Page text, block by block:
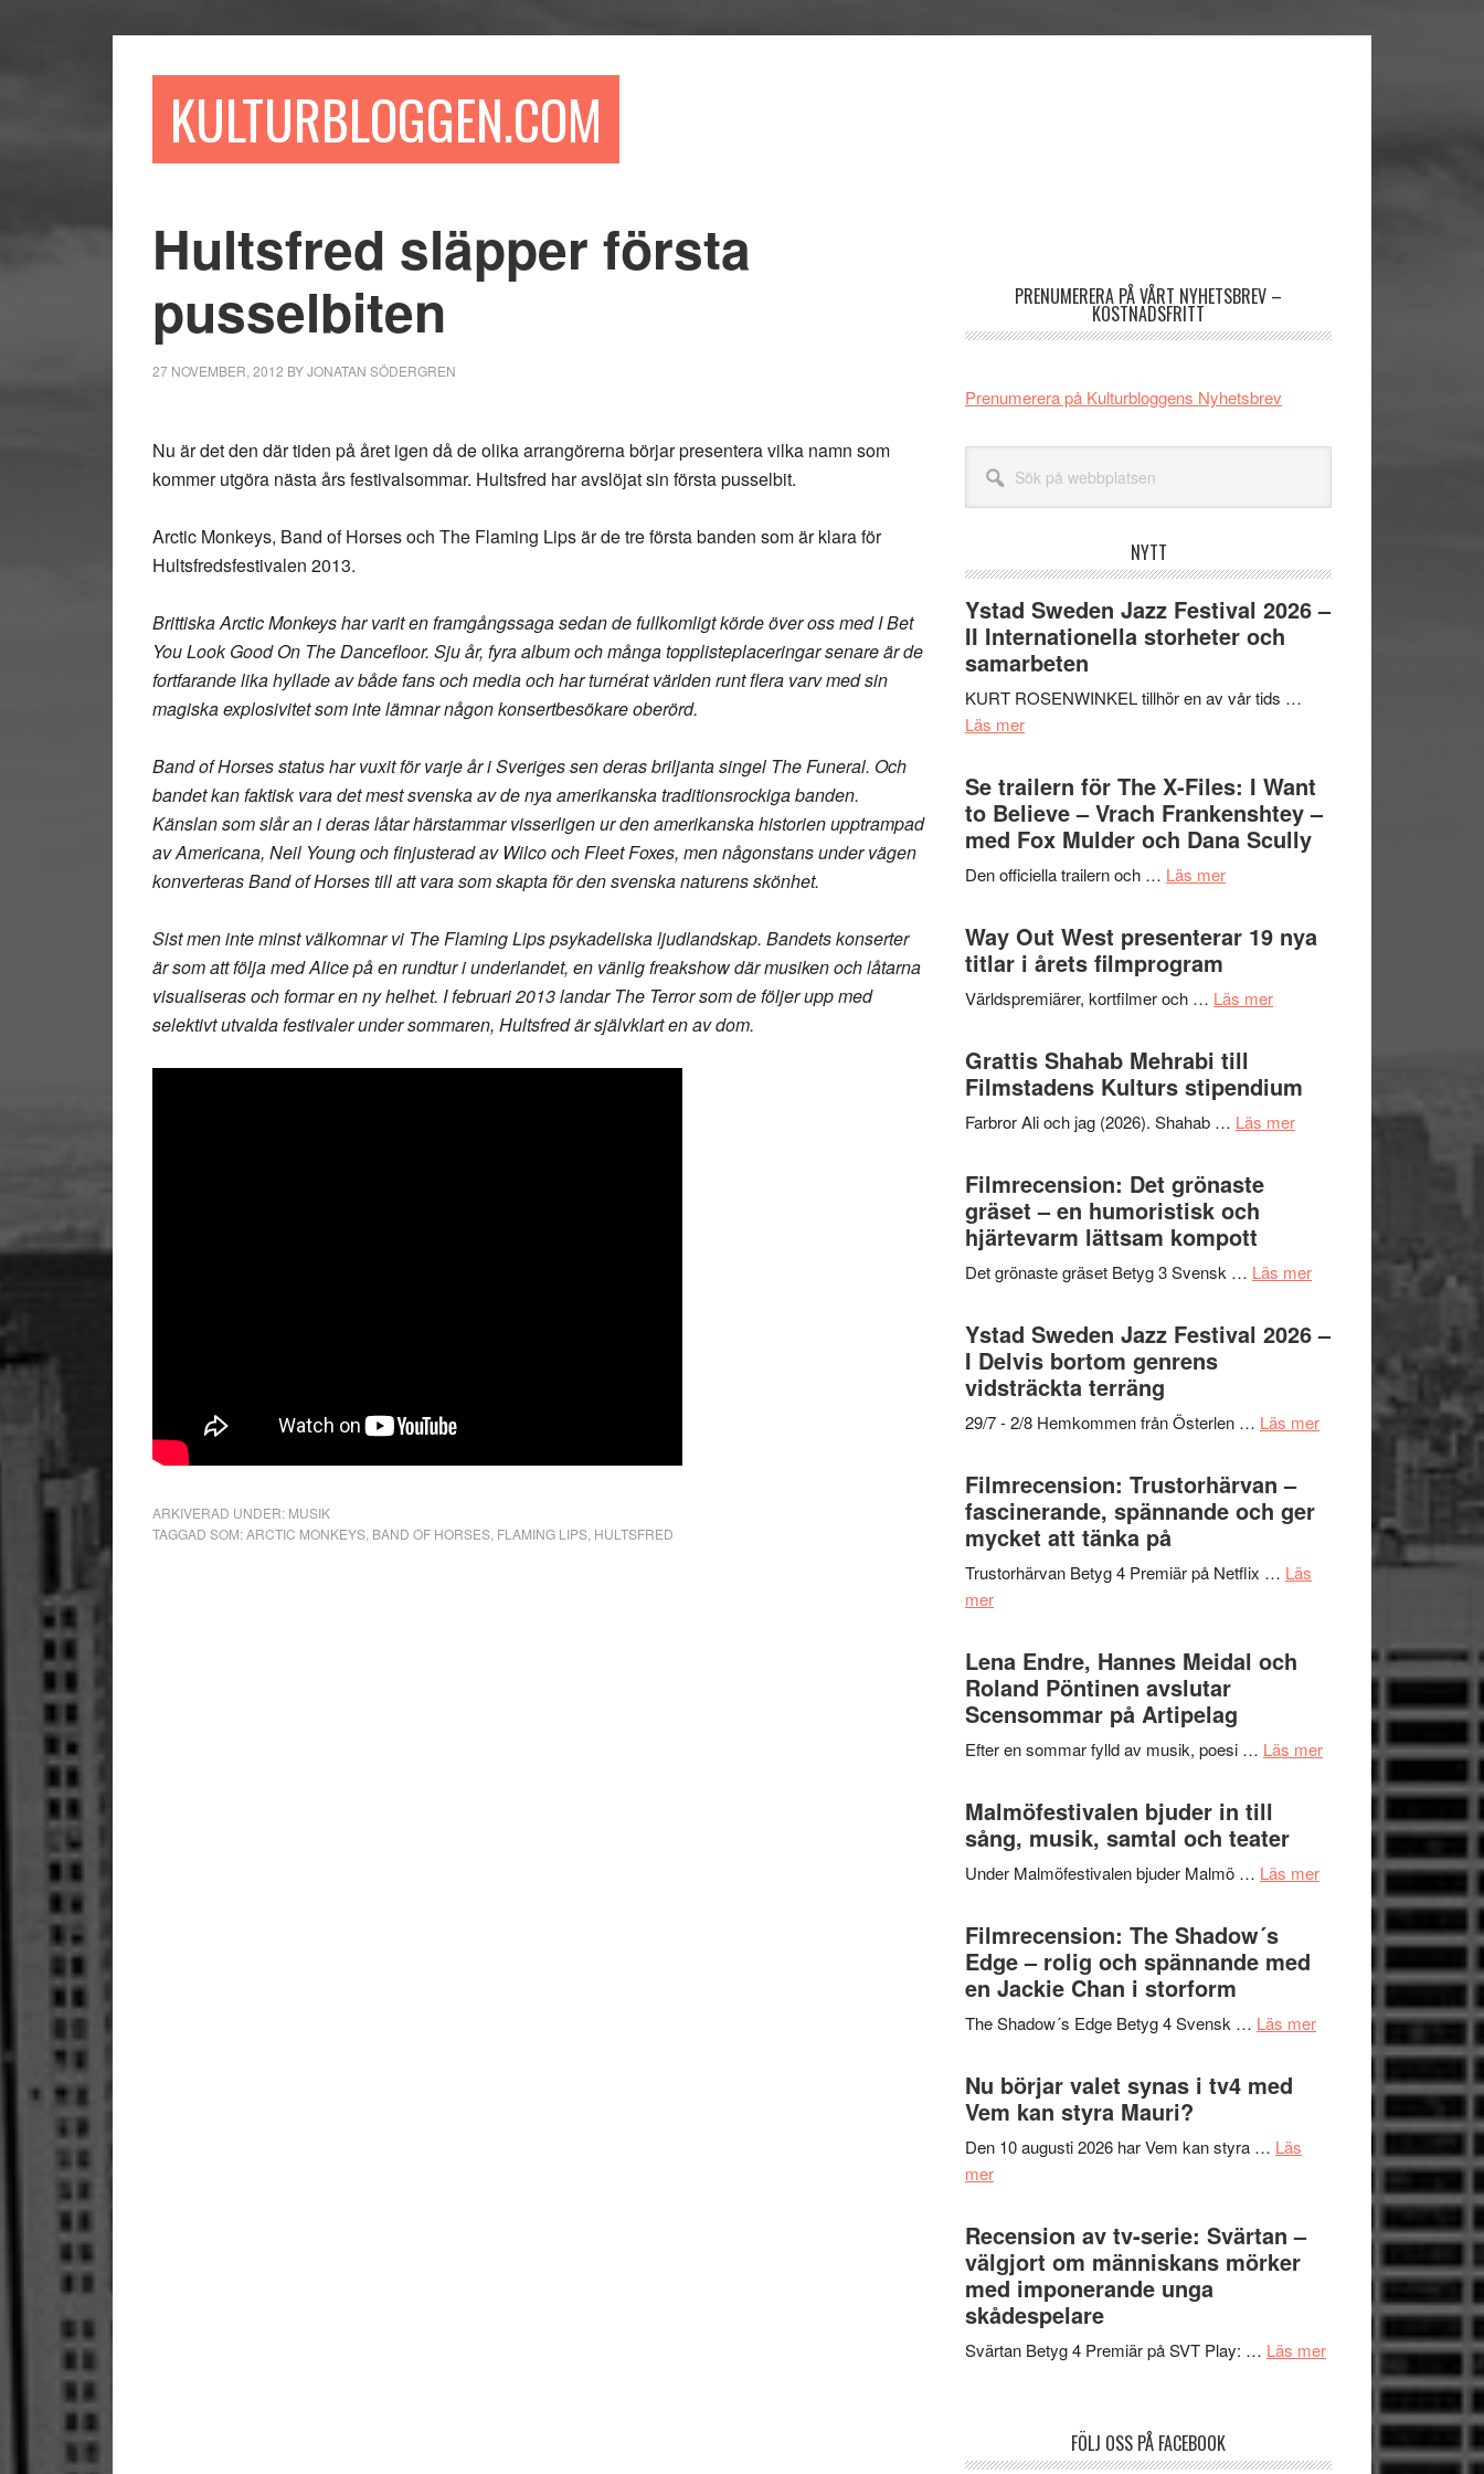
KULTURBLOGGEN.COM
Hultsfred släpper första
pusselbiten
27 NOVEMBER, 2012 BYJONATAN SÖDERGREN
Nu är det den där tiden på året igen då de olika arrangörerna börjar presentera vilka namn som
kommer utgöra nästa års festivalsommar. Hultsfred har avslöjat sin första pusselbit.
Arctic Monkeys, Band of Horses och The Flaming Lips är de tre första banden som är klara för
Hultsfredsfestivalen 2013.
BrittiskaArctic Monkeyshar varit en framgångssaga sedan de fullkomligt körde över oss med I Bet
You Look Good On The Dancefloor. Sju år, fyra album och många topplisteplaceringar senare är de
fortfarande lika hyllade av både fans och media och har turnérat världen runt flera varv med sin
magiska explosivitet som inte lämnar någon konsertbesökare oberörd.
Band of Horsesstatus har vuxit för varje år i Sveriges sen deras briljanta singel The Funeral. Och
bandet kan faktisk vara det mest svenska av de nya amerikanska traditionsrockiga banden.
Känslan som slår an i deras låtar härstammar visserligen ur den amerikanska historien upptrampad
av Americana, Neil Young och finjusterad av Wilco och Fleet Foxes, men någonstans under vägen
konverteras Band of Horses till att vara som skapta för den svenska naturens skönhet.
Sist men inte minst välkomnar vi The Flaming Lipspsykadeliska ljudlandskap. Bandets konserter
är som att följa med Alice på en rundtur i underlandet, en vänlig freakshow där musiken och låtarna
visualiseras och formar en ny helhet. I februari 2013 landar The Terror som de följer upp med
selektivt utvalda festivaler under sommaren, Hultsfred är självklart en av dom.
ARKIVERAD UNDER: MUSIK
TAGGAD SOM:ARCTIC MONKEYS BAND OF HORSES FLAMING LIPS HULTSFRED
PRENUMERERA PÅ VÅRT NYHETSBREV –
KOSTNADSFRITT
Prenumerera på Kulturbloggens Nyhetsbrev
webbplatsen
NYTT
Ystad Sweden Jazz Festival 2026 –
II Internationella storheter och
samarbeten
KURT ROSENWINKEL tillhör en av vår tids …
Läs merom
Sweden
Jazz
Festival
2026
–
Internationella
storheter
och
samarbeten
Se trailern för The X-Files: I Want
to Believe – Vrach Frankenshtey –
med Fox Mulder och Dana Scully
Den officiella trailern och … Läs merom
trailern
för
X-
I
Want
to
Believe
Vrach
Frankenshtey
–
med
Mulder
och
Way Out West presenterar 19 nya
titlar i årets filmprogram
Världspremiärer, kortfilmer och … Läs merom
presenterar
19
Grattis Shahab Mehrabi till
Filmstadens Kulturs stipendium
Farbror Ali och jag (2026). Shahab … Läs merom
Kulturs
Filmrecension: Det grönaste
gräset – en humoristisk och
hjärtevarm lättsam kompott
Det grönaste gräset Betyg 3 Svensk … Läs merom
en
hjärtevarm
Ystad Sweden Jazz Festival 2026 –
I Delvis bortom genrens
vidsträckta terräng
29/7 - 2/8 Hemkommen från Österlen … Läs merom
Festival
genrens
vidsträckta
Filmrecension: Trustorhärvan –
fascinerande, spännande och ger
mycket att tänka på
Trustorhärvan Betyg 4 Premiär på Netflix … Läs
merom
Trustorhärvan
–
fascinerande,
spännande
och
mycket
att
tänka
Lena Endre, Hannes Meidal och
Roland Pöntinen avslutar
Scensommar på Artipelag
Efter en sommar fylld av musik, poesi … Läs merom
Hannes
Roland
Pöntinen
Scensommar
Artipelag
Malmöfestivalen bjuder in till
sång, musik, samtal och teater
Under Malmöfestivalen bjuder Malmö … Läs merom
Malmöfestivalen
Filmrecension: The Shadow´s
Edge – rolig och spännande med
en Jackie Chan i storform
The Shadow´s Edge Betyg 4 Svensk … Läs merom
Filmrecension:
Shadow
spännande
Chan
storform
Nu börjar valet synas i tv4 med
Vem kan styra Mauri?
Den 10 augusti 2026 har Vem kan styra … Läs
merom
valet
synas
i
tv4
med
Mauri?
Recension av tv-serie: Svärtan –
välgjort om människans mörker
med imponerande unga
skådespelare
Svärtan Betyg 4 Premiär på SVT Play: … Läs merom
Recension
FÖLJ OSS PÅ FACEBOOK